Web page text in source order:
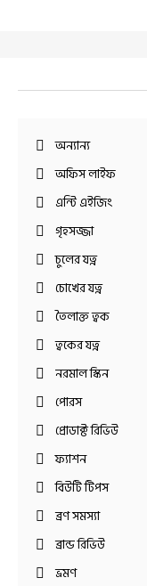
অন্যান্য
অফিস লাইফ
এন্টি এইজিং
গৃহসজ্জা
চুলের যত্ন
চোখের যত্ন
তৈলাক্ত ত্বক
ত্বকের যত্ন
নরমাল স্কিন
পোরস
প্রোডাক্ট রিভিউ
ফ্যাশন
বিউটি টিপস
ব্রণ সমস্যা
ব্রান্ড রিভিউ
ভ্রমণ